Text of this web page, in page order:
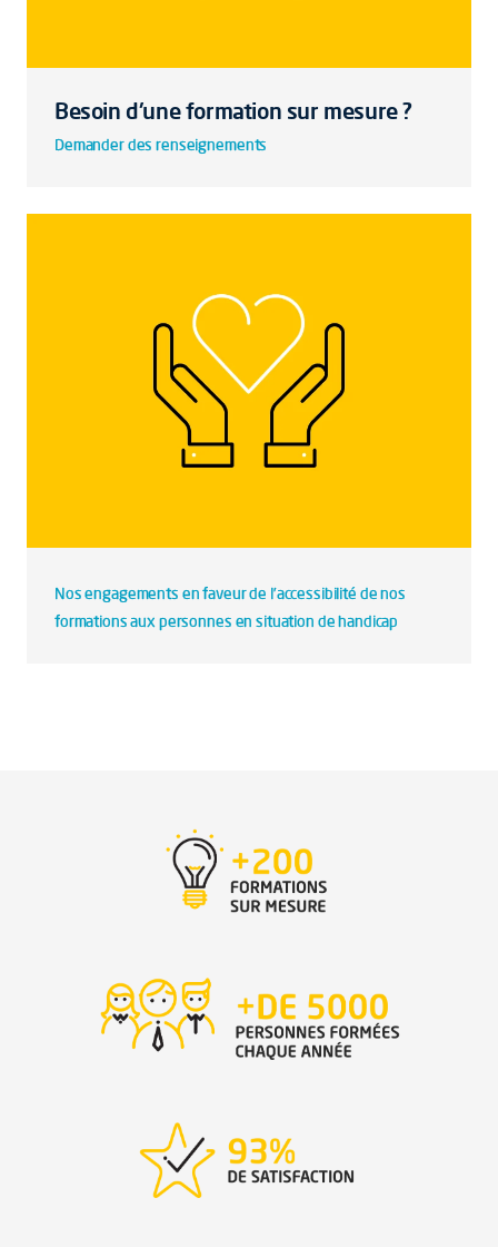
Besoin d'une formation sur mesure ?
Demander des renseignements
Nos engagements en faveur de l’accessibilité de nos
formations aux personnes en situation de handicap